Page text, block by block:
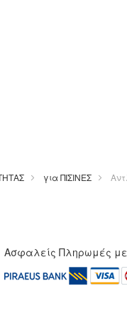
για ΠΙΣΙΝΕΣ
Ασφαλείς Πληρωμές με